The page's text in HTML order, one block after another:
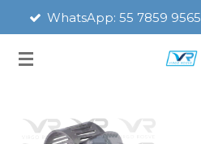
contenido
WhatsApp: 55 7859 9565